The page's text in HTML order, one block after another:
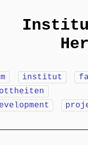
institut